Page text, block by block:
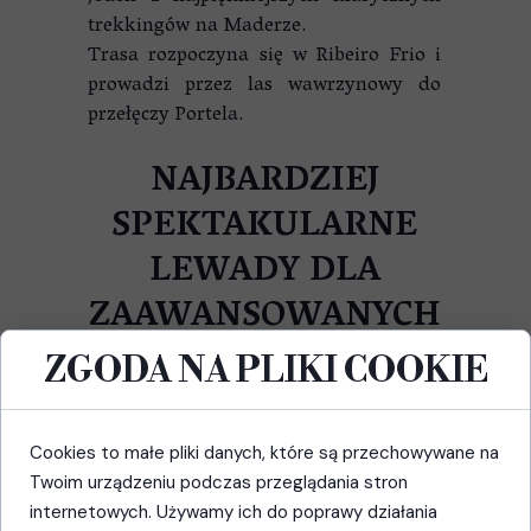
trekkingów na Maderze.
Trasa rozpoczyna się w Ribeiro Frio i
prowadzi przez las wawrzynowy do
przełęczy Portela.
NAJBARDZIEJ
SPEKTAKULARNE
LEWADY DLA
ZAAWANSOWANYCH
11. Levada do Caldeirão
Verde
Prawdziwa klasyka Madery.
Szlak prowadzi przez tunele, skalne
ściany oraz gęsty las laurowy, kończąc
ZGODA NA PLIKI COOKIE
Cookies to małe pliki danych, które są przechowywane na
Twoim urządzeniu podczas przeglądania stron
internetowych. Używamy ich do poprawy działania